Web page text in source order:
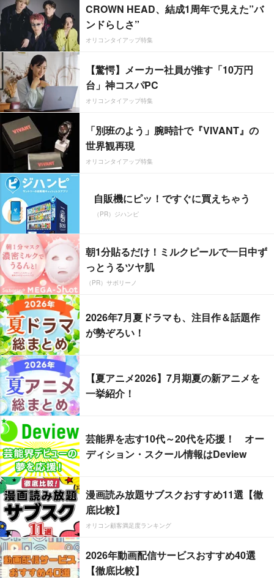
CROWN HEAD、結成1周年で見えた”バ
ンドらしさ”
オリコンタイアップ特集
【驚愕】メーカー社員が推す「10万円
台」神コスパPC
オリコンタイアップ特集
「別班のよう」腕時計で『VIVANT』の
世界観再現
オリコンタイアップ特集
自販機にピッ！ですぐに買えちゃう
（PR）ジハンピ
朝1分貼るだけ！ミルクピールで一日中ず
っとうるツヤ肌
（PR）サボリーノ
2026年7月夏ドラマも、注目作＆話題作
が勢ぞろい！
【夏アニメ2026】7月期夏の新アニメを
一挙紹介！
芸能界を志す10代～20代を応援！ オー
ディション・スクール情報はDeview
漫画読み放題サブスクおすすめ11選【徹
底比較】
オリコン顧客満足度ランキング
2026年動画配信サービスおすすめ40選
【徹底比較】